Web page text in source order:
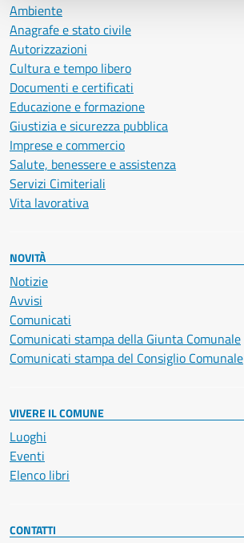
Ambiente
Anagrafe e stato civile
Autorizzazioni
Cultura e tempo libero
Documenti e certificati
Educazione e formazione
Giustizia e sicurezza pubblica
Imprese e commercio
Salute, benessere e assistenza
Servizi Cimiteriali
Vita lavorativa
NOVITÀ
Notizie
Avvisi
Comunicati
Comunicati stampa della Giunta Comunale
Comunicati stampa del Consiglio Comunale
VIVERE IL COMUNE
Luoghi
Eventi
Elenco libri
CONTATTI